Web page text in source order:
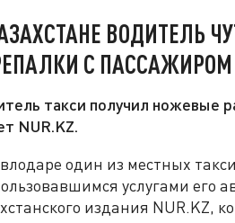
ВОДИТЕЛЬ
С ПАССАЖИРОМ
такси получил ножевые
NUR.KZ.
один из местных
услугами его
издания NUR.KZ,